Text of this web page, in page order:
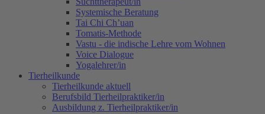
Systemische Beratung
Tai Chi Ch’uan
Tomatis-Methode
Vastu - die indische Lehre vom Wohnen
Voice Dialogue
Yogalehrer/in
Tierheilkunde
Tierheilkunde aktuell
Berufsbild Tierheilpraktiker/in
Ausbildung z. Tierheilpraktiker/in